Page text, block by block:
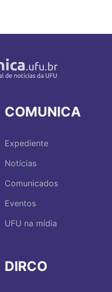
COMUNICA
Expediente
Notícias
Comunicados
Eventos
UFU na mídia
DIRCO